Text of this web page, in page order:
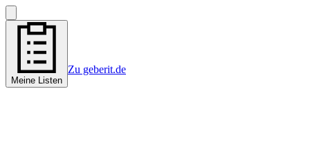
Meine Listen
Zu geberit.de